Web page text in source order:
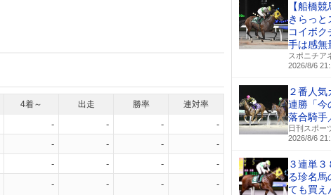
4着～ 出走 勝率 連対率
- - -
-
- - -
-
- - -
-
- - - -
【船橋
きらっと
コイボ
手は感無
スポニチア
2026/8/6
２番人気
連勝「今
落合騎手
日刊スポー
2026/8/6
３連単
る珍名馬
ても買え